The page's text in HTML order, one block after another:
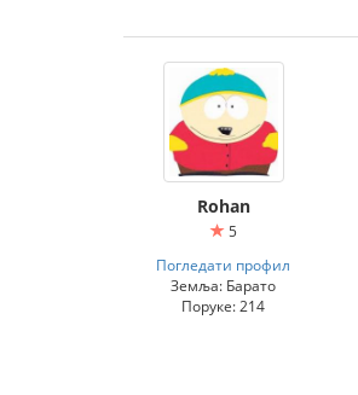
Rohan
5
Погледати профил
Земља: Барато
Поруке: 214